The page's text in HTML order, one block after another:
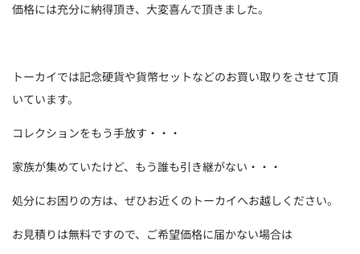
価格には充分に納得頂き、大変喜んで頂きました。
トーカイでは記念硬貨や貨幣セットなどのお買い取りをさせて頂
いています。
コレクションをもう手放す・・・
家族が集めていたけど、もう誰も引き継がない・・・
処分にお困りの方は、ぜひお近くのトーカイへお越しください。
お見積りは無料ですので、ご希望価格に届かない場合は